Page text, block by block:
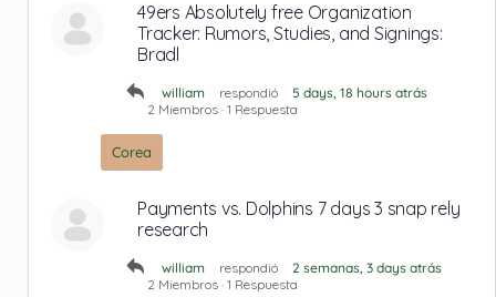
49ers Absolutely free Organization
Tracker: Rumors, Studies, and Signings:
Bradl
william respondió
5 days, 18 hours atrás
2 Miembros · 1 Respuesta
Corea
Payments vs. Dolphins 7 days 3 snap rely
research
william respondió
2 semanas, 3 days atrás
2 Miembros · 1 Respuesta